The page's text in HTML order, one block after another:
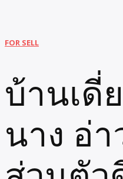
FOR SELL
บ้านเดี่
นาง อ่